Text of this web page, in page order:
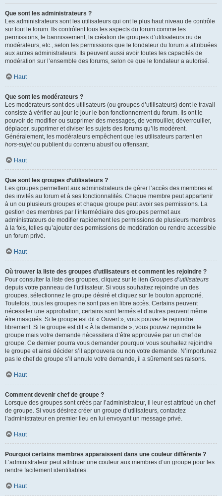
Que sont les administrateurs ?
Les administrateurs sont les utilisateurs qui ont le plus haut niveau de contrôle
sur tout le forum. Ils contrôlent tous les aspects du forum comme les
permissions, le bannissement, la création de groupes d’utilisateurs ou de
modérateurs, etc., selon les permissions que le fondateur du forum a attribuées
aux autres administrateurs. Ils peuvent aussi avoir toutes les capacités de
modération sur l’ensemble des forums, selon ce que le fondateur a autorisé.
Haut
Que sont les modérateurs ?
Les modérateurs sont des utilisateurs (ou groupes d’utilisateurs) dont le travail
consiste à vérifier au jour le jour le bon fonctionnement du forum. Ils ont le
pouvoir de modifier ou supprimer des messages, de verrouiller, déverrouiller,
déplacer, supprimer et diviser les sujets des forums qu’ils modèrent.
Généralement, les modérateurs empêchent que les utilisateurs partent en
hors-sujetou publient du contenu abusif ou offensant.
Haut
Que sont les groupes d’utilisateurs ?
Les groupes permettent aux administrateurs de gérer l’accès des membres et
des invités au forum et à ses fonctionnalités. Chaque membre peut appartenir
à un ou plusieurs groupes et chaque groupe peut avoir ses permissions. La
gestion des membres par l’intermédiaire des groupes permet aux
administrateurs de modifier rapidement les permissions de plusieurs membres
à la fois, telles qu’ajouter des permissions de modération ou rendre accessible
un forum privé.
Haut
Où trouver la liste des groupes d’utilisateurs et comment les rejoindre ?
Pour consulter la liste des groupes, cliquez sur le lien Groupes d’utilisateurs
depuis votre panneau de l’utilisateur. Si vous souhaitez rejoindre un des
groupes, sélectionnez le groupe désiré et cliquez sur le bouton approprié.
Toutefois, tous les groupes ne sont pas en libre accès. Certains peuvent
nécessiter une approbation, certains sont fermés et d’autres peuvent même
être masqués. Si le groupe est dit « Ouvert », vous pouvez le rejoindre
librement. Si le groupe est dit « À la demande », vous pouvez rejoindre le
groupe mais votre demande nécessitera d’être approuvée par un chef de
groupe. Ce dernier pourra vous demander pourquoi vous souhaitez rejoindre
le groupe et ainsi décider s’il approuvera ou non votre demande. N’importunez
pas le chef de groupe s’il annule votre demande, il a sûrement ses raisons.
Haut
Comment devenir chef de groupe ?
Lorsque des groupes sont créés par l’administrateur, il leur est attribué un chef
de groupe. Si vous désirez créer un groupe d’utilisateurs, contactez
l’administrateur en premier lieu en lui envoyant un message privé.
Haut
Pourquoi certains membres apparaissent dans une couleur différente ?
L’administrateur peut attribuer une couleur aux membres d’un groupe pour les
rendre facilement identifiables.
Haut